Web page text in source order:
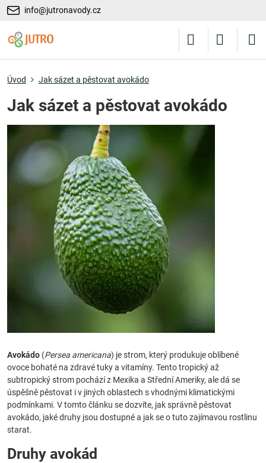
info@jutronavody.cz
Úvod Jak sázet a pěstovat avokádo
Jak sázet a pěstovat avokádo
Avokádo (Persea americana) je strom, který produkuje oblíbené
ovoce bohaté na zdravé tuky a vitamíny. Tento tropický až
subtropický strom pochází z Mexika a Střední Ameriky, ale dá se
úspěšně pěstovat i v jiných oblastech s vhodnými klimatickými
podmínkami. V tomto článku se dozvíte, jak správně pěstovat
avokádo, jaké druhy jsou dostupné a jak se o tuto zajímavou rostlinu
starat.
Druhy avokád